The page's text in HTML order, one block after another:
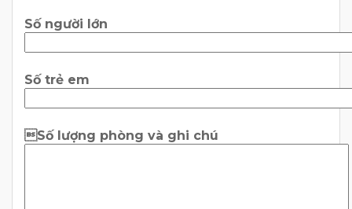
Số người lớn
Số trẻ em
Số lượng phòng và ghi chú